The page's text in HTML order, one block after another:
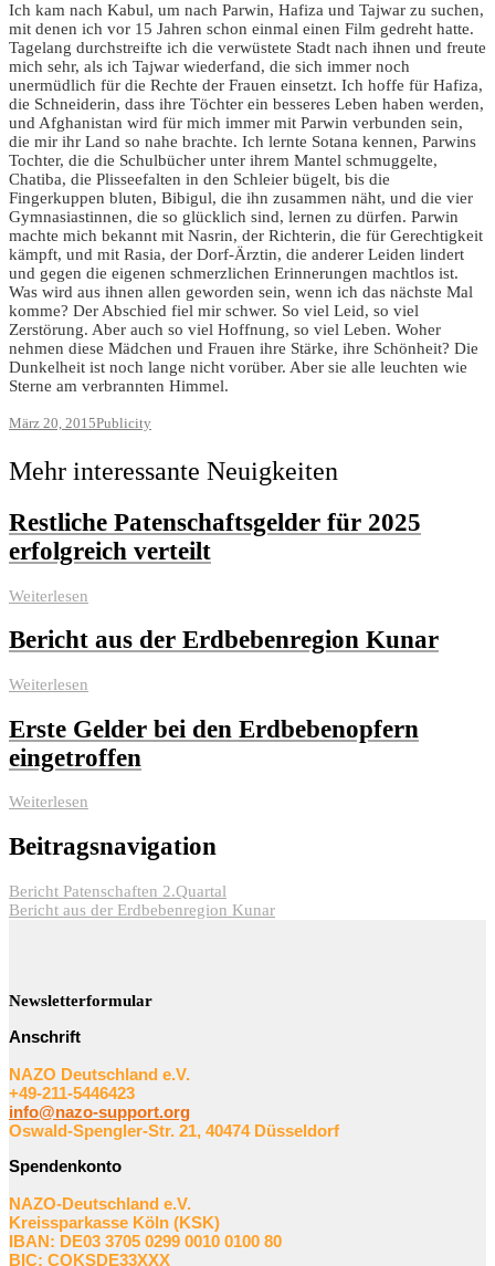
Ich kam nach Kabul, um nach Parwin, Hafiza und Tajwar zu suchen,
mit denen ich vor 15 Jahren schon einmal einen Film gedreht hatte.
Tagelang durchstreifte ich die verwüstete Stadt nach ihnen und freute
mich sehr, als ich Tajwar wiederfand, die sich immer noch
unermüdlich für die Rechte der Frauen einsetzt. Ich hoffe für Hafiza,
die Schneiderin, dass ihre Töchter ein besseres Leben haben werden,
und Afghanistan wird für mich immer mit Parwin verbunden sein,
die mir ihr Land so nahe brachte. Ich lernte Sotana kennen, Parwins
Tochter, die die Schulbücher unter ihrem Mantel schmuggelte,
Chatiba, die Plisseefalten in den Schleier bügelt, bis die
Fingerkuppen bluten, Bibigul, die ihn zusammen näht, und die vier
Gymnasiastinnen, die so glücklich sind, lernen zu dürfen. Parwin
machte mich bekannt mit Nasrin, der Richterin, die für Gerechtigkeit
kämpft, und mit Rasia, der Dorf-Ärztin, die anderer Leiden lindert
und gegen die eigenen schmerzlichen Erinnerungen machtlos ist.
Was wird aus ihnen allen geworden sein, wenn ich das nächste Mal
komme? Der Abschied fiel mir schwer. So viel Leid, so viel
Zerstörung. Aber auch so viel Hoffnung, so viel Leben. Woher
nehmen diese Mädchen und Frauen ihre Stärke, ihre Schönheit? Die
Dunkelheit ist noch lange nicht vorüber. Aber sie alle leuchten wie
Sterne am verbrannten Himmel.
März 20, 2015Publicity
Mehr interessante Neuigkeiten
Restliche Patenschaftsgelder für 2025
erfolgreich verteilt
Weiterlesen
Bericht aus der Erdbebenregion Kunar
Weiterlesen
Erste Gelder bei den Erdbebenopfern
eingetroffen
Weiterlesen
Beitragsnavigation
Bericht Patenschaften 2.Quartal
Bericht aus der Erdbebenregion Kunar
Newsletterformular
Anschrift
NAZO Deutschland e.V.
+49-211-5446423
info@nazo-support.org
Oswald-Spengler-Str. 21, 40474 Düsseldorf
Spendenkonto
NAZO-Deutschland e.V.
Kreissparkasse Köln (KSK)
IBAN: DE03 3705 0299 0010 0100 80
BIC: COKSDE33XXX